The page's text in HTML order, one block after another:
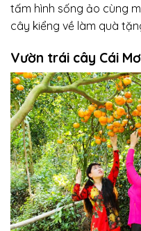
tấm hình sống ảo cùng
cây kiểng về làm quà
Vườn trái cây Cái